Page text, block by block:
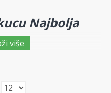
Najbolja